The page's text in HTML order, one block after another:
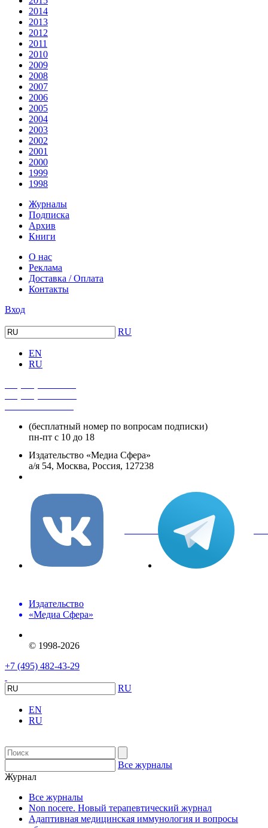
2014
2013
2012
2011
2010
2009
2008
2007
2006
2005
2004
2003
2002
2001
2000
1999
1998
Журналы
Подписка
Архив
Книги
О нас
Реклама
Доставка / Оплата
Контакты
Вход
RU
EN
RU
(бесплатный номер по вопросам подписки)
пн-пт с 10 до 18
Издательство «Медиа Сфера»
а/я 54, Москва, Россия, 127238
вКонтакте
Издательство
«Медиа Сфера»
© 1998-2026
+7 (495) 482-43-29
RU
EN
RU
Все журналы
Журнал
Все журналы
Non nocere. Новый терапевтический журнал
Адаптивная медицинская иммунология и вопросы